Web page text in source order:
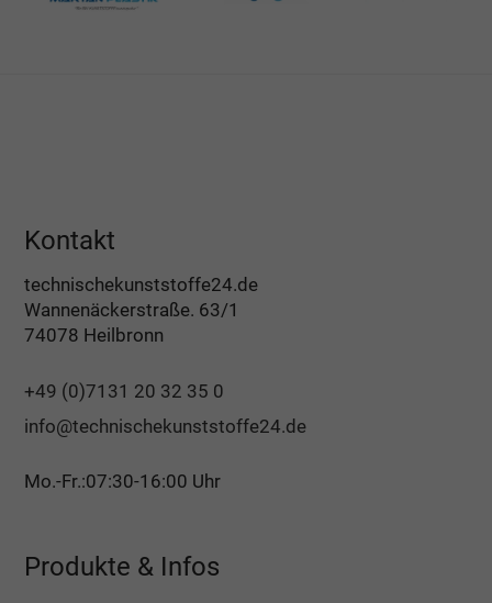
Kontakt
technischekunststoffe24.de
Wannenäckerstraße. 63/1
74078 Heilbronn
+49 (0)7131 20 32 35 0
info@technischekunststoffe24.de
Mo.-Fr.:07:30-16:00 Uhr
Produkte & Infos